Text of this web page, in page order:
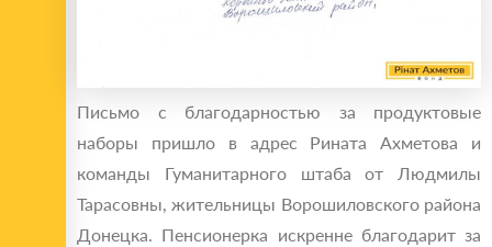
Письмо с благодарностью за продуктовые
наборы пришло в адрес Рината Ахметова и
команды Гуманитарного штаба от Людмилы
Тарасовны, жительницы Ворошиловского района
Донецка. Пенсионерка искренне благодарит за